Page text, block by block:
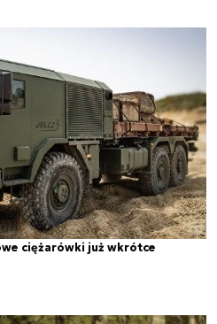
ciężarówki już wkrótce